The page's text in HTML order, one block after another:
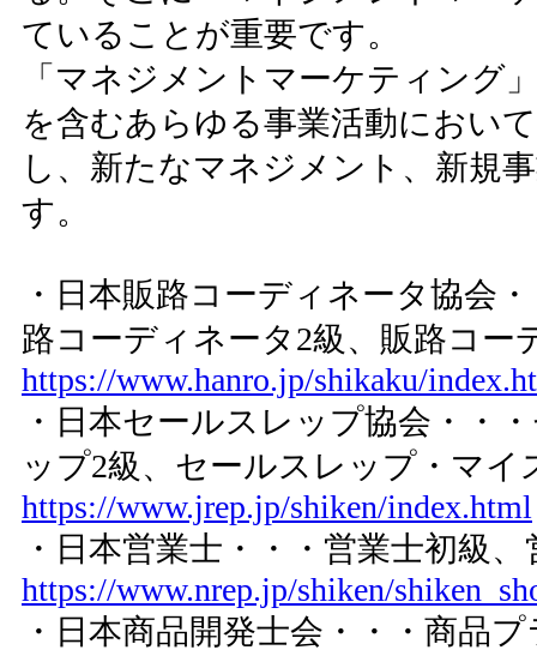
ていることが重要です。
「マネジメントマーケティング
を含むあらゆる事業活動におい
し、新たなマネジメント、新規
す。
・日本販路コーディネータ協会
路コーディネータ2級、販路コー
https://www.hanro.jp/shikaku/
・日本セールスレップ協会・・
ップ2級、セールスレップ・マイ
https://www.jrep.jp/shiken/index.html
・日本営業士・・・営業士初級
https://www.nrep.jp/shiken/
・日本商品開発士会・・・商品